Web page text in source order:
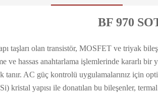
BF 970
taşları olan transistör, MOSFET ve triyak
ve hassas anahtarlama işlemlerinde kararlı
tanır. AC güç kontrolü uygulamalarınız için
kristal yapısı ile donatılan bu bileşenler,